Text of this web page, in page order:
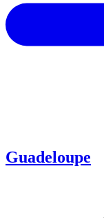
Guadeloupe